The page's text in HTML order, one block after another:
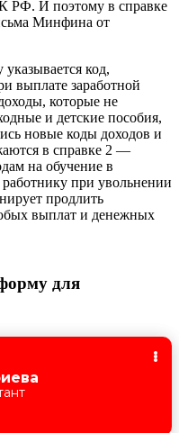
РФ. И поэтому в справке
Минфина от
код,
выплате заработной
которые не
и детские пособия,
новые коды доходов и
в справке 2 —
на обучение в
при увольнении
продлить
выплат и денежных
для